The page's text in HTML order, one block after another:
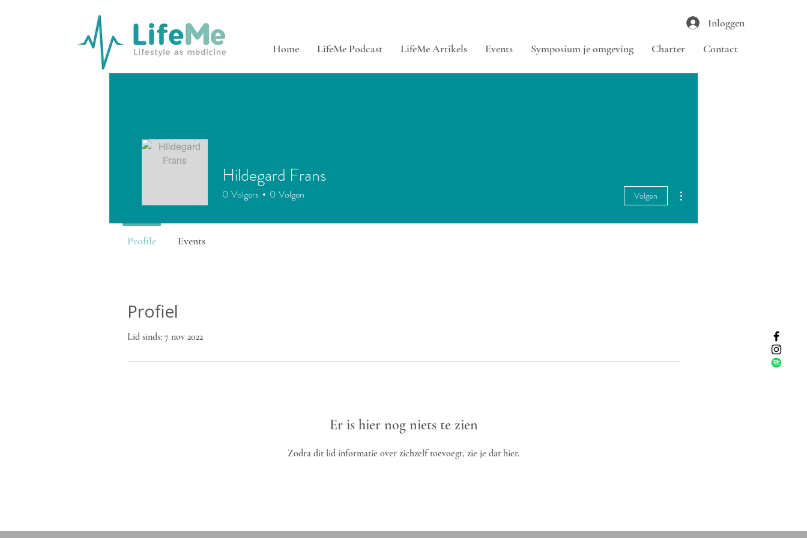
Inloggen
Home
LifeMe Podcast LifeMe Artikels Events Symposium je omgeving Charter Contact
Profiel
Lid sinds: 7 nov 2022
Er is hier nog niets te zien
Zodra dit lid informatie over zichzelf toevoegt, zie je dat hier.
Hildegard Frans
0 Volgers 0 Volgen Volgen
Profile Events